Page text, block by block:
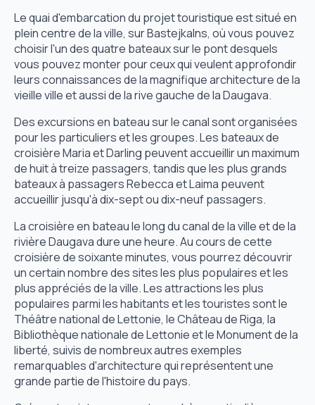
Le quai d'embarcation du projet touristique est situé en
plein centre de la ville, sur Bastejkalns, où vous pouvez
choisir l'un des quatre bateaux sur le pont desquels
vous pouvez monter pour ceux qui veulent approfondir
leurs connaissances de la magnifique architecture de la
vieille ville et aussi de la rive gauche de la Daugava.
Des excursions en bateau sur le canal sont organisées
pour les particuliers et les groupes. Les bateaux de
croisière Maria et Darling peuvent accueillir un maximum
de huit à treize passagers, tandis que les plus grands
bateaux à passagers Rebecca et Laima peuvent
accueillir jusqu'à dix-sept ou dix-neuf passagers.
La croisière en bateau le long du canal de la ville et de la
rivière Daugava dure une heure. Au cours de cette
croisière de soixante minutes, vous pourrez découvrir
un certain nombre des sites les plus populaires et les
plus appréciés de la ville. Les attractions les plus
populaires parmi les habitants et les touristes sont le
Théâtre national de Lettonie, le Château de Riga, la
Bibliothèque nationale de Lettonie et le Monument de la
liberté, suivis de nombreux autres exemples
remarquables d'architecture qui représentent une
grande partie de l'histoire du pays.